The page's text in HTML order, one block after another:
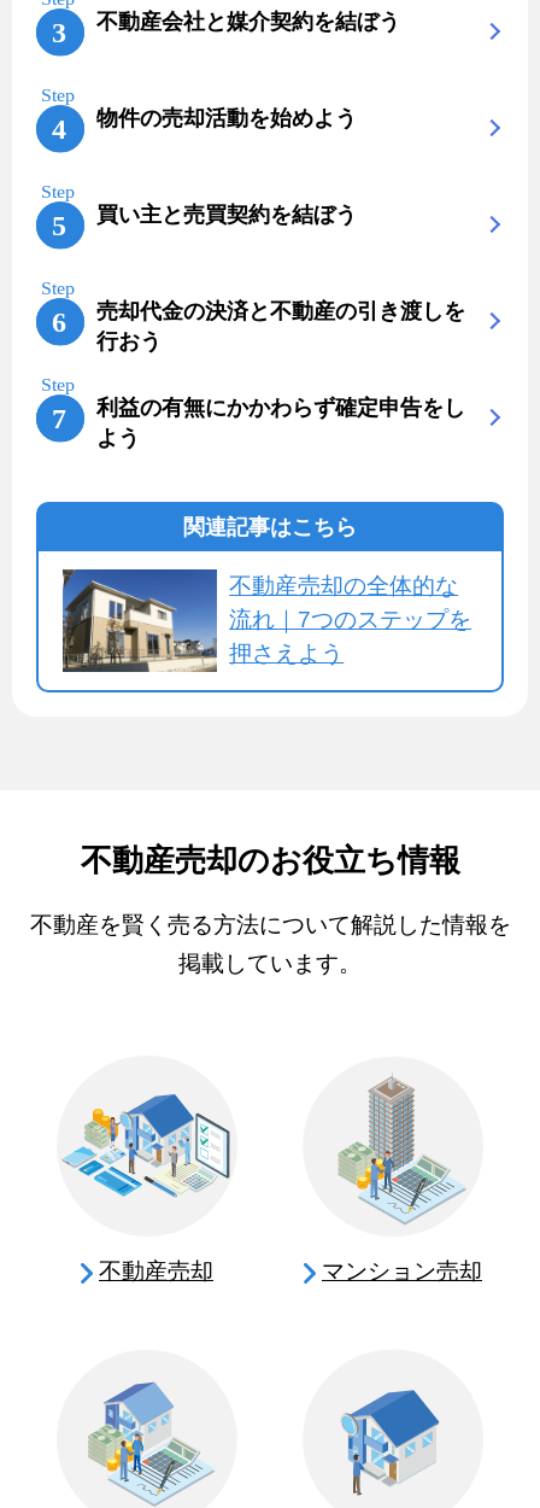
不動産会社と媒介契約を結ぼう
物件の売却活動を始めよう
買い主と売買契約を結ぼう
売却代金の決済と不動産の引き渡しを
行おう
利益の有無にかかわらず確定申告をし
よう
関連記事はこちら
不動産売却の全体的な
流れ｜7つのステップを
押さえよう
不動産売却のお役立ち情報
不動産を賢く売る方法について解説した情報を
掲載しています。
不動産売却 マンション売却